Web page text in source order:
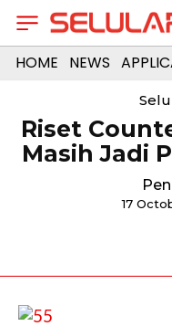
HOME NEWS
Riset
Masih Jadi
17